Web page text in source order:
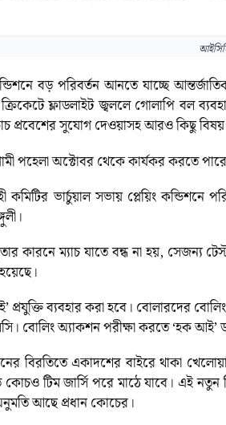
বড় পরিবর্তন আনতে যাচ্ছে
ফ্লাডলাইট জ্বললে গোলাপি বল
প্রবেশের সুযোগ দেওয়াসহ আরও কিছু বিষয়
পহেলা অক্টোবর থেকে কার্যকর করতে
কমিটির ভার্চুয়াল সভায় প্লেয়িং
কারনে ম্যাচ যাতে বন্ধ না হয়, সেজন্য
প্রযুক্তি ব্যবহার করা হবে। বোলারদের
বোলিং অ্যাকশন পরীক্ষা করতে ‘হক আই’
বিরতিতে একাদশের বাইরে থাকা
টিম জার্সি পরে মাঠে যাবে। এই নতুন
আছে প্রধান কোচের।